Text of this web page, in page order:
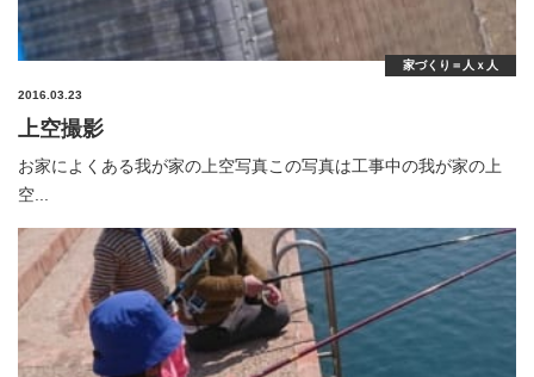
2016.03.23
家づくり＝人ｘ人
上空撮影
お家によくある我が家の上空写真この写真は工事中の我が家の上
空...